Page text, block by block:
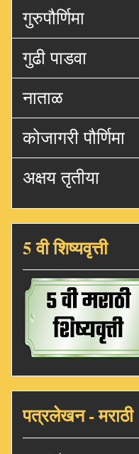
गुरुपौर्णिमा
गुढी पाडवा
नाताळ
कोजागरी पौर्णिमा
अक्षय तृतीया
5 वी शिष्यवृत्ती
पत्रलेखन - मराठी